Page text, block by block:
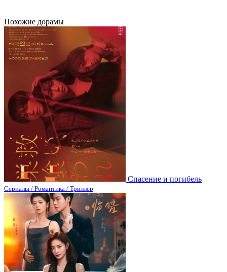
Похожие дорамы
Спасение и погибель
Сериалы / Романтика / Триллер